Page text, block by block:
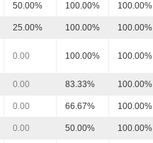
50.00% 100.00% 100.00%
25.00% 100.00% 100.00%
0.00 100.00% 100.00%
0.00 83.33% 100.00%
0.00 66.67% 100.00%
0.00 50.00% 100.00%